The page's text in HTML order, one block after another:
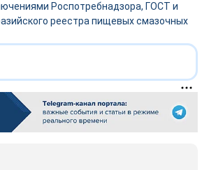
Роспотребнадзора, ГОСТ и
реестра пищевых смазочных